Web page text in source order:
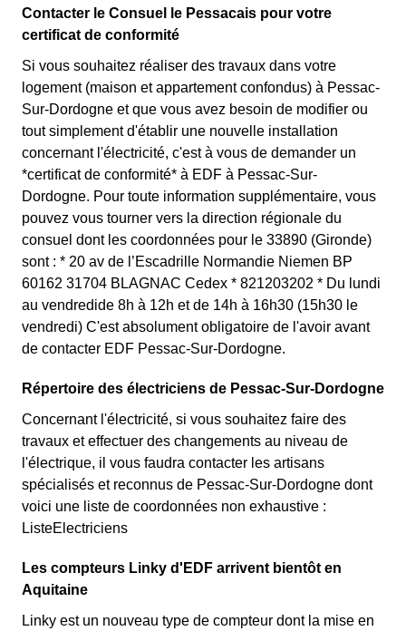
Contacter le Consuel le Pessacais pour votre
certificat de conformité
Si vous souhaitez réaliser des travaux dans votre
logement (maison et appartement confondus) à Pessac-
Sur-Dordogne et que vous avez besoin de modifier ou
tout simplement d'établir une nouvelle installation
concernant l'électricité, c'est à vous de demander un
*certificat de conformité* à EDF à Pessac-Sur-
Dordogne. Pour toute information supplémentaire, vous
pouvez vous tourner vers la direction régionale du
consuel dont les coordonnées pour le 33890 (Gironde)
sont : * 20 av de l’Escadrille Normandie Niemen BP
60162 31704 BLAGNAC Cedex * 821203202 * Du lundi
au vendredide 8h à 12h et de 14h à 16h30 (15h30 le
vendredi) C'est absolument obligatoire de l'avoir avant
de contacter EDF Pessac-Sur-Dordogne.
Répertoire des électriciens de Pessac-Sur-Dordogne
Concernant l'électricité, si vous souhaitez faire des
travaux et effectuer des changements au niveau de
l'électrique, il vous faudra contacter les artisans
spécialisés et reconnus de Pessac-Sur-Dordogne dont
voici une liste de coordonnées non exhaustive :
ListeElectriciens
Les compteurs Linky d'EDF arrivent bientôt en
Aquitaine
Linky est un nouveau type de compteur dont la mise en